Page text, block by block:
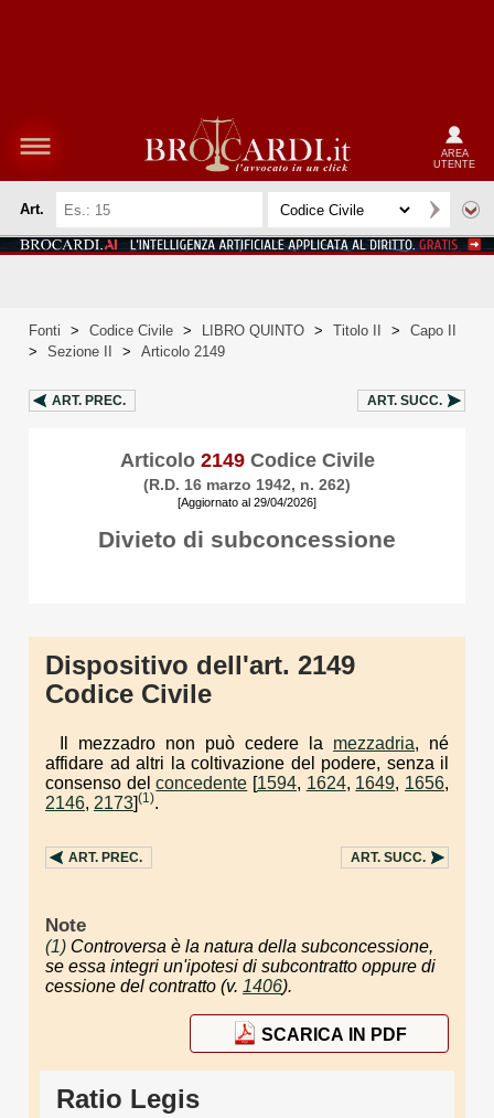
AREA
UTENTE
Art.
Fonti > Codice Civile > LIBRO QUINTO > Titolo II >
Capo II
>
Sezione II > Articolo 2149
ART. PREC. ART. SUCC.
Articolo 2149Codice Civile
(R.D. 16 marzo 1942, n. 262)
[Aggiornato al 29/04/2026]
Divieto di subconcessione
Dispositivo dell'art. 2149
Codice Civile
Il mezzadro non può cedere la mezzadria, né
affidare ad altri la coltivazione del podere, senza il
consenso delconcedente [1594, 1624, 1649, 1656,
2146, 2173](1).
ART. PREC. ART. SUCC.
Note
(1) Controversa è la natura della subconcessione,
se essa integri un'ipotesi di subcontratto oppure di
cessione del contratto (v. 1406).
SCARICA IN PDF
Ratio Legis